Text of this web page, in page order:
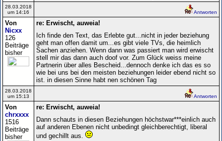
28.03.2018
um 14:16
Antworten
Von
Nicxx
126
Beiträge
bisher
re: Erwischt, auweia!
Ich finde den Text, das Erlebte gut...nicht in jeder beziehung
geht man offen damit um...es gibt viele TVs, die heimlich
Sachen anziehen. Wenn dann was passiert man wird erwischt
stell mir das dann auch doof vor. Zum Glück weiss meine
Partnerin über alles Bescheid...dennoch denke ich das es so
wie bei uns bei den meisten beziehungen leider ebend nicht so
ist. in diesen Sinne habt nen schönen Tag
28.03.2018
um 15:13
Antworten
Von
chrxxxx
1516
Beiträge
bisher
re: Erwischt, auweia!
Dann schauts in diesen Beziehungen höchstwar***einlich auch
auf anderen Ebenen nicht unbedingt gleichberechtigt, liberal
und gechillt aus.